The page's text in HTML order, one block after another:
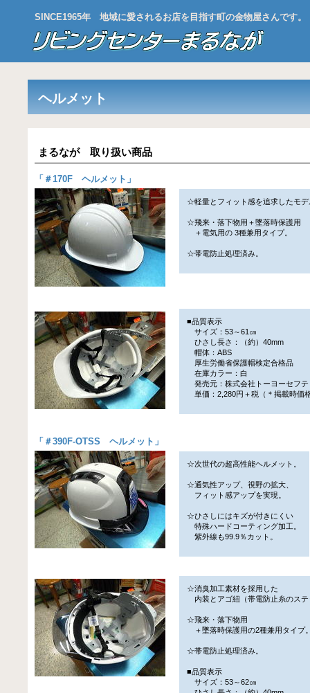
SINCE1965年 地域に愛されるお店を目指す町の金物屋さんです。
ヘルメット
まるなが 取り扱い商品
「 ＃170F ヘルメット 」
☆軽量とフィット感を追求したモデ
☆飛来・落下物用＋墜落時保護用
＋電気用の 3種兼用タイプ。
☆帯電防止処理済み。
■品質表示
サイズ：53～61㎝
ひさし長さ：（約）40mm
帽体：ABS
厚生労働省保護帽検定合格品
在庫カラー：白
発売元：株式会社トーヨーセフテ
単価：2,280円＋税（＊掲載時価
「 ＃390F‐OTSS ヘルメット 」
☆次世代の超高性能ヘルメット。
☆通気性アップ、視野の拡大、
フィット感アップを実現。
☆ひさしにはキズが付きにくい
特殊ハードコーティング加工。
紫外線も99.9％カット。
☆消臭加工素材を採用した
内装とアゴ紐（帯電防止糸のステ
☆飛来・落下物用
＋墜落時保護用の2種兼用タイプ
☆帯電防止処理済み。
■品質表示
サイズ：53～62㎝